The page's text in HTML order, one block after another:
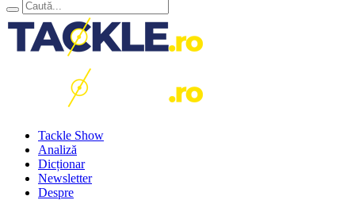
Tackle Show
Analiză
Dicționar
Newsletter
Despre